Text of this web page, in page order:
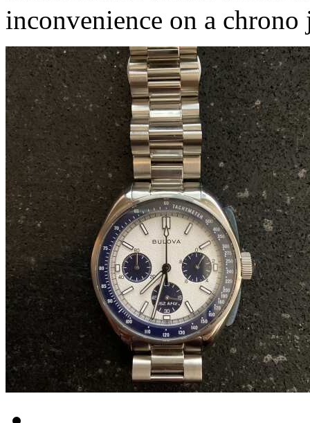
inconvenience on a